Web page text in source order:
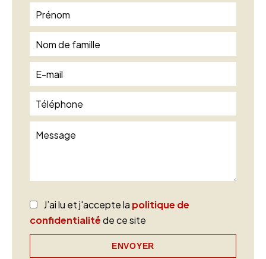
J’ai lu et j'accepte la politique de
confidentialitéde ce site
ENVOYER